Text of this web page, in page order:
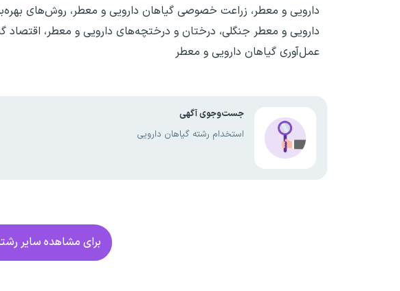
دارویی و معطر، زراعت خصوصی گیاهان دارویی و معطر، روش‌های
دارویی و معطر جنگلی، درختان و درختچه‌های دارویی و معطر، اقتصاد
عمل‌آوری گیاهان دارویی و معطر
جست‌وجوی آگهی
استخدام رشته گیاهان دارویی
برای مشاهده سایر